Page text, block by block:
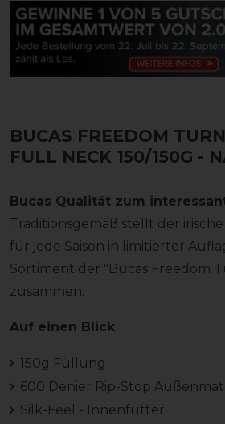
BUCAS FREEDOM
FULL NECK 150/150G -
Bucas Qualität zum
Traditionsgemäß stellt der
für jede Saison in limitierter
Sortiment der "Bucas Freedom
zusammen.
Auf einen Blick
150g Füllung
600 Denier Rip-Stop
Silk-Feel - Innenfutter